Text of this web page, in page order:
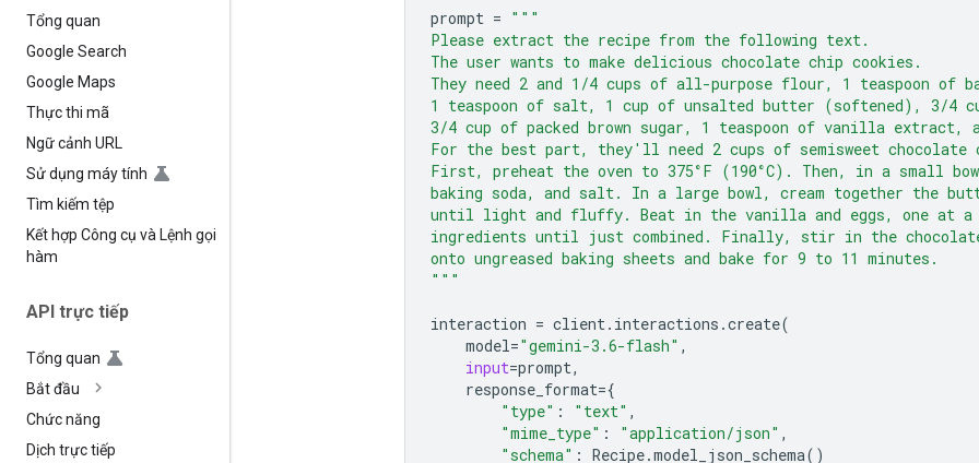
Tổng quan
Google Search
Google Maps
Thực thi mã
Ngữ cảnh URL
Sử dụng máy tính
Tìm kiếm tệp
Kết hợp Công cụ và Lệnh gọi
hàm
API trực tiếp
Tổng quan
Bắt đầu
Chức năng
Dịch trực tiếp
prompt = """
Please extract the recipe from the following text.
The user wants to make delicious chocolate chip cookies.
They need 2 and 1/4 cups of all-purpose flour, 1 teaspoon of
1 teaspoon of salt, 1 cup of unsalted butter (softened), 3/4
3/4 cup of packed brown sugar, 1 teaspoon of vanilla extract,
For the best part, they'll need 2 cups of semisweet chocolate
First, preheat the oven to 375°F (190°C). Then, in a small
baking soda, and salt. In a large bowl, cream together the
until light and fluffy. Beat in the vanilla and eggs, one at a
ingredients until just combined. Finally, stir in the chocolate
onto ungreased baking sheets and bake for 9 to 11 minutes.
"""
interaction = client. interactions .create(
model="gemini-3.6-flash" ,
input=prompt,
response_format={
"type" : "text" ,
"mime_type" : "application/json" ,
"schema" : Recipe.model_json_schema()